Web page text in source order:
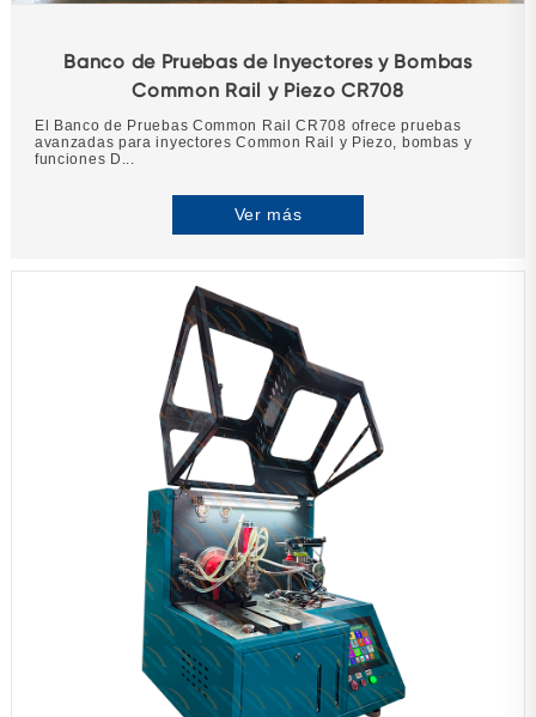
Banco de Pruebas de Inyectores y Bombas
Common Rail y Piezo CR708
El Banco de Pruebas Common Rail CR708 ofrece pruebas
avanzadas para inyectores Common Rail y Piezo, bombas y
funciones D...
Ver más